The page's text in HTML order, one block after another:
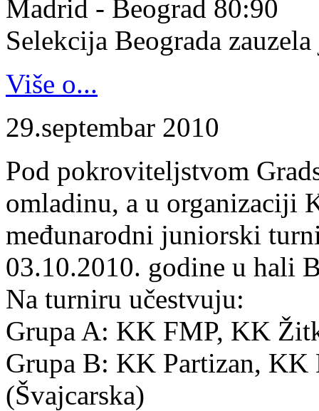
Madrid - Beograd 80:90
Selekcija Beograda
Više o...
29.septembar 2010
Pod pokroviteljstvom
omladinu, a u organizaciji
međunarodni juniorski
03.10.2010. godine u hali
Na turniru učestvuju:
Grupa A: KK FMP, KK
Grupa B: KK Partizan, KK
(Švajcarska)